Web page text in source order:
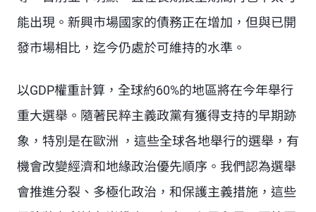
能出現。新興市場國家的債務正在增加，但與已開
發市場相比，迄今仍處於可維持的水準。
以GDP權重計算，全球約60%的地區將在今年舉行
重大選舉。隨著民粹主義政黨有獲得支持的早期跡
象，特別是在歐洲 ，這些全球各地舉行的選舉，有
機會改變經濟和地緣政治優先順序。我們認為選舉
會推進分裂、多極化政治，和保護主義措施，這些